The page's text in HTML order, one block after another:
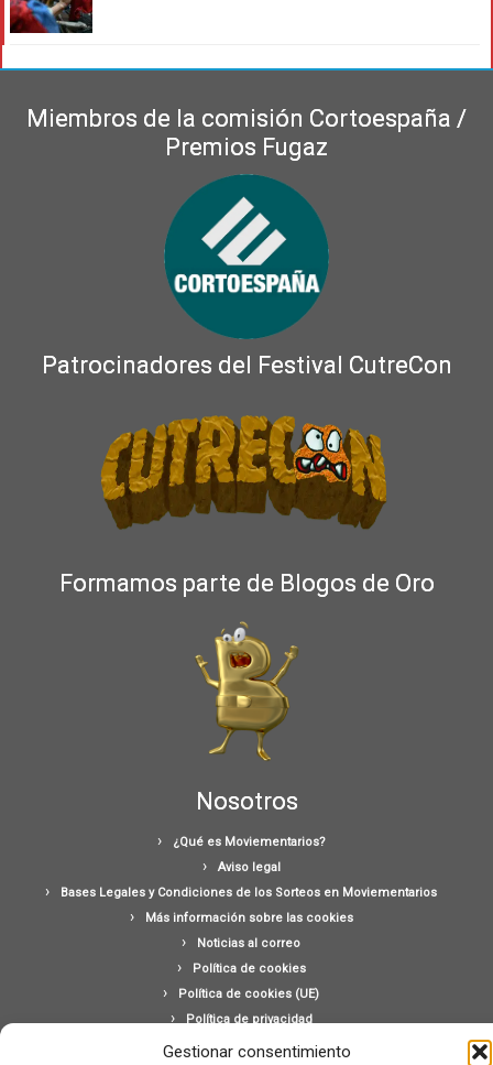
Gestionar consentimiento
Miembros de la comisión Cortoespaña /
Premios Fugaz
Patrocinadores del Festival CutreCon
Formamos parte de Blogos de Oro
Nosotros
¿Qué es Moviementarios?
Aviso legal
Bases Legales y Condiciones de los Sorteos en Moviementarios
Más información sobre las cookies
Noticias al correo
Política de cookies
Política de cookies (UE)
Política de privacidad
Ponte en contacto con nosotros